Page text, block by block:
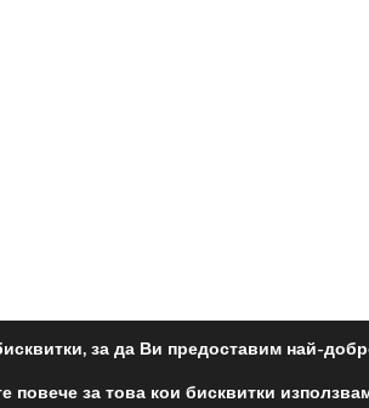
за да Ви предоставим най-
повече за това кои бисквитки